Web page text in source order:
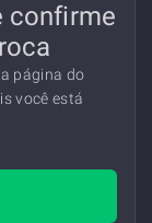
confirme
página do
você está